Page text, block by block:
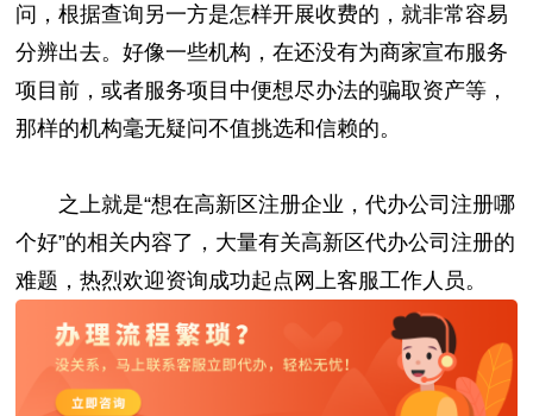
问，根据查询另一方是怎样开展收费的，就非常容易
分辨出去。好像一些机构，在还没有为商家宣布服务
项目前，或者服务项目中便想尽办法的骗取资产等，
那样的机构毫无疑问不值挑选和信赖的。
之上就是“想在高新区注册企业，代办公司注册哪
个好”的相关内容了，大量有关高新区代办公司注册的
难题，热烈欢迎资询成功起点网上客服工作人员。